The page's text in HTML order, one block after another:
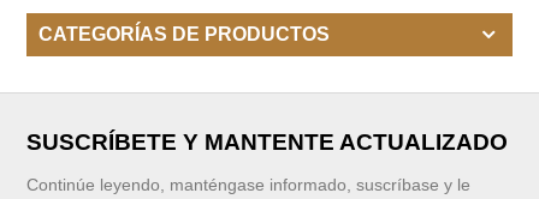
CATEGORÍAS DE PRODUCTOS
SUSCRÍBETE Y MANTENTE ACTUALIZADO
Continúe leyendo, manténgase informado, suscríbase y le